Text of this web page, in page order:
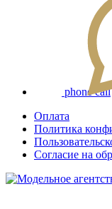
phone call
Оплата
Политика
Согласие на